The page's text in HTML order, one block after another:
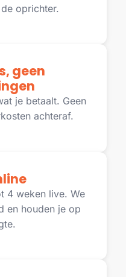
oprichter.
geen
je betaalt. Geen
achteraf.
4 weken live. We
en houden je op